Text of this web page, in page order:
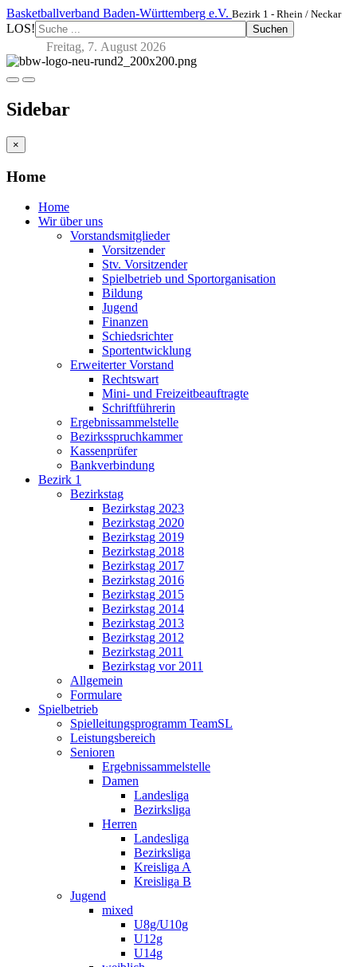
Basketballverband Baden-Württemberg e.V. Bezirk 1 - Rhein / Neckar
LOS! Suchen
Freitag, 7. August 2026
Sidebar
×
Home
Home
Wir über uns
Vorstandsmitglieder
Vorsitzender
Stv. Vorsitzender
Spielbetrieb und Sportorganisation
Bildung
Jugend
Finanzen
Schiedsrichter
Sportentwicklung
Erweiterter Vorstand
Rechtswart
Mini- und Freizeitbeauftragte
Schriftführerin
Ergebnissammelstelle
Bezirksspruchkammer
Kassenprüfer
Bankverbindung
Bezirk 1
Bezirkstag
Bezirkstag 2023
Bezirkstag 2020
Bezirkstag 2019
Bezirkstag 2018
Bezirkstag 2017
Bezirkstag 2016
Bezirkstag 2015
Bezirkstag 2014
Bezirkstag 2013
Bezirkstag 2012
Bezirkstag 2011
Bezirkstag vor 2011
Allgemein
Formulare
Spielbetrieb
Spielleitungsprogramm TeamSL
Leistungsbereich
Senioren
Ergebnissammelstelle
Damen
Landesliga
Bezirksliga
Herren
Landesliga
Bezirksliga
Kreisliga A
Kreisliga B
Jugend
mixed
U8g/U10g
U12g
U14g